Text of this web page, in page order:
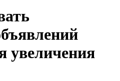
увеличения